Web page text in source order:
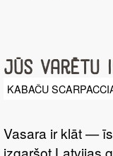
Jūs varētu
KABAČU
Vasara ir klāt —
izgaršot Latvijas